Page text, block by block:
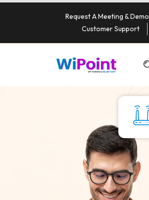
Request A Meeting & Demo
Customer Support